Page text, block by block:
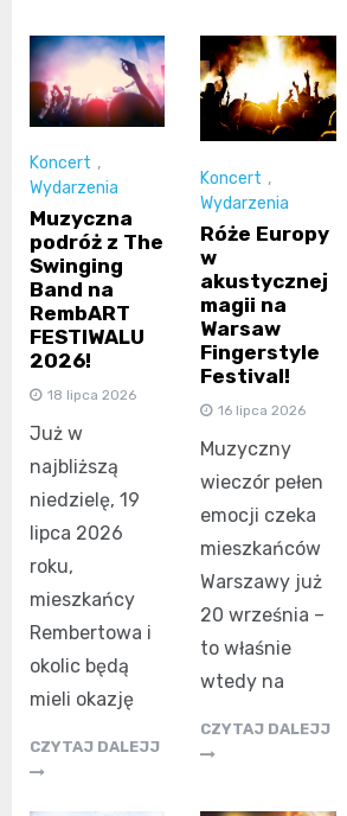
Koncert ,
Wydarzenia
Muzyczna
podróż z The
Swinging
Band na
RembART
FESTIWALU
2026!
18 lipca 2026
Już w
najbliższą
niedzielę, 19
lipca 2026
roku,
mieszkańcy
Rembertowa i
okolic będą
mieli okazję
CZYTAJ DALEJJ
Koncert ,
Wydarzenia
Róże Europy
w
akustycznej
magii na
Warsaw
Fingerstyle
Festival!
16 lipca 2026
Muzyczny
wieczór pełen
emocji czeka
mieszkańców
Warszawy już
20 września –
to właśnie
wtedy na
CZYTAJ DALEJJ